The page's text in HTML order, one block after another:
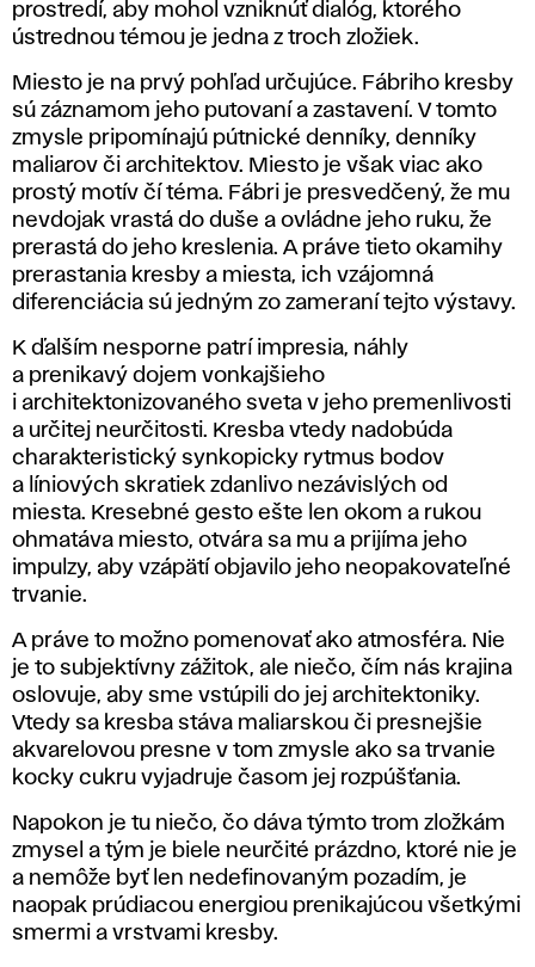
prostredí, aby mohol vzniknúť dialóg, ktorého
ústrednou témou je jedna z troch zložiek.
Miesto je na prvý pohľad určujúce. Fábriho kresby
sú záznamom jeho putovaní a zastavení. V tomto
zmysle pripomínajú pútnické denníky, denníky
maliarov či architektov. Miesto je však viac ako
prostý motív čí téma. Fábri je presvedčený, že mu
nevdojak vrastá do duše a ovládne jeho ruku, že
prerastá do jeho kreslenia. A práve tieto okamihy
prerastania kresby a miesta, ich vzájomná
diferenciácia sú jedným zo zameraní tejto výstavy.
K ďalším nesporne patrí impresia, náhly
a prenikavý dojem vonkajšieho
i architektonizovaného sveta v jeho premenlivosti
a určitej neurčitosti. Kresba vtedy nadobúda
charakteristický synkopicky rytmus bodov
a líniových skratiek zdanlivo nezávislých od
miesta. Kresebné gesto ešte len okom a rukou
ohmatáva miesto, otvára sa mu a prijíma jeho
impulzy, aby vzápätí objavilo jeho neopakovateľné
trvanie.
A práve to možno pomenovať ako atmosféra. Nie
je to subjektívny zážitok, ale niečo, čím nás krajina
oslovuje, aby sme vstúpili do jej architektoniky.
Vtedy sa kresba stáva maliarskou či presnejšie
akvarelovou presne v tom zmysle ako sa trvanie
kocky cukru vyjadruje časom jej rozpúšťania.
Napokon je tu niečo, čo dáva týmto trom zložkám
zmysel a tým je biele neurčité prázdno, ktoré nie je
a nemôže byť len nedefinovaným pozadím, je
naopak prúdiacou energiou prenikajúcou všetkými
smermi a vrstvami kresby.